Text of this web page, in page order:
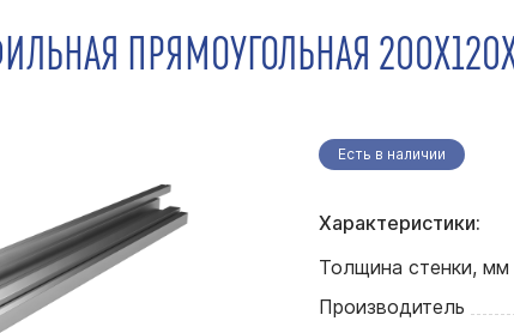
ПРЯМОУГОЛЬНАЯ
Есть в наличии
Характеристики:
Толщина стенки, мм
Производитель